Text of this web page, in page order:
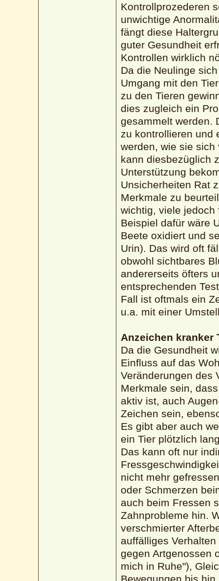
Kontrollprozederen
unwichtige
fängt diese
guter Gesundheit
Kontrollen wirklich
Da die Neulinge
Umgang mit den
zu den Tieren
dies zugleich ein
gesammelt werden.
zu kontrollieren und
werden, wie sie
kann diesbezüglich
Unterstützung
Unsicherheiten Rat
Merkmale zu
wichtig, viele jedoch
Beispiel dafür wäre
Beete oxidiert und
Urin). Das wird oft
obwohl sichtbares
andererseits öfters
entsprechenden
Fall ist oftmals ein
u.a. mit einer
Anzeichen kranker
Da die Gesundheit
Einfluss auf das
Veränderungen des
Merkmale sein,
aktiv ist, auch
Zeichen sein,
Es gibt aber auch
ein Tier plötzlich
Das kann oft nur
nicht mehr
oder Schmerzen
auch beim Fressen
Zahnprobleme hin.
verschmierter
auffälliges
gegen Artgenossen
mich in Ruhe"),
Bewegungen bis